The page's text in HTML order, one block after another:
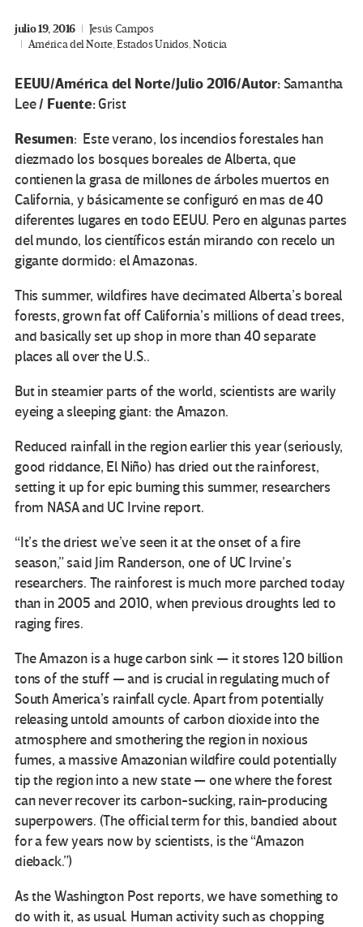
julio 19, 2016
Jesús Campos
América del Norte,Estados Unidos,Noticia
EEUU/América del Norte/Julio 2016/Autor:Samantha
Lee/ Fuente:Grist
Resumen: Este verano, los incendios forestales han
diezmado los bosques boreales de Alberta, que
contienen la grasa de millones de árboles muertos en
California, y básicamenteseconfiguró en mas de40
diferentes lugares en todo EEUU. Peroen algunas partes
del mundo, los científicos están mirando con recelo un
gigante dormido: el Amazonas.
This summer, wildfires have decimated Alberta’s boreal
forests, grown fat off California’s millions of dead trees,
and basically set up shop in more than 40 separate
places all over the U.S..
But in steamier parts of the world, scientists are warily
eyeing a sleeping giant: the Amazon.
Reduced rainfall in the region earlier this year (seriously,
good riddance, El Niño) has dried out the rainforest,
setting it up for epic burning this summer, researchers
from NASA and UC Irvine report.
“It’s the driest we’ve seen it at the onset of a fire
season,” said Jim Randerson, one of UC Irvine’s
researchers. The rainforest is much more parched today
than in 2005 and 2010, when previous droughts led to
raging fires.
The Amazon is a huge carbon sink — it stores 120 billion
tons of the stuff — and is crucial in regulating much of
South America’s rainfall cycle. Apart from potentially
releasing untold amounts of carbon dioxide into the
atmosphere and smothering the region in noxious
fumes, a massive Amazonian wildfire could potentially
tip the region into a new state — one where the forest
can never recover its carbon-sucking, rain-producing
superpowers. (The official term for this, bandied about
for a few years now by scientists, is the “Amazon
dieback.”)
As the Washington Post reports, we have something to
do with it, as usual. Human activity such as chopping